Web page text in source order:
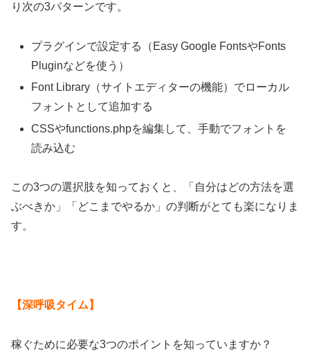
り次の3パターンです。
プラグインで設定する（Easy Google FontsやFonts
Pluginなどを使う）
Font Library（サイトエディターの機能）でローカル
フォントとして追加する
CSSやfunctions.phpを編集して、手動でフォントを
読み込む
この3つの選択肢を知っておくと、「自分はどの方法を選
ぶべきか」「どこまでやるか」の判断がとても楽になりま
す。
【深呼吸タイム】
稼ぐために必要な3つのポイントを知っていますか？